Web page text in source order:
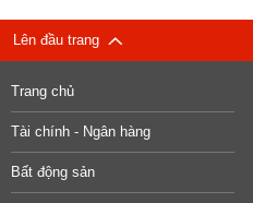
Lên đầu trang
Trang chủ
Tài chính - Ngân hàng
Bất động sản